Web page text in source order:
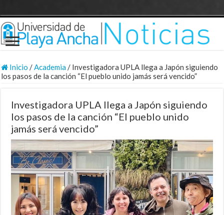
Inicio /Academia/ Investigadora UPLA llega a Japón siguiendo
los pasos de la canción “El pueblo unido jamás será vencido”
Investigadora UPLA llega a Japón siguiendo
los pasos de la canción “El pueblo unido
jamás será vencido”